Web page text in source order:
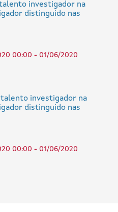
investigador na
distinguido nas
00:00 - 01/06/2020
investigador na
distinguido nas
00:00 - 01/06/2020